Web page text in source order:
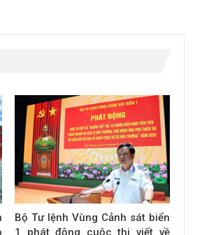
Bộ Tư lệnh Vùng Cảnh sát biển
1 phát động cuộc thi viết về